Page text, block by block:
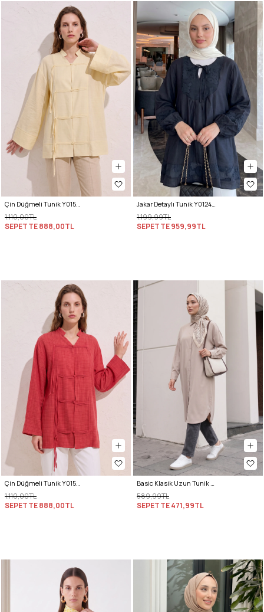
Çin Düğmeli Tunik Y0158 - SARI
1.110,00TL
SEPETTE888,00TL
Jakar Detaylı Tunik Y0124 - LACİVERT
1.199,99TL
SEPETTE959,99TL
Çin Düğmeli Tunik Y0158 - KIRMIZI
1.110,00TL
SEPETTE888,00TL
Basic Klasik Uzun Tunik 4061 - TAŞ RENGİ
589,99TL
SEPETTE471,99TL